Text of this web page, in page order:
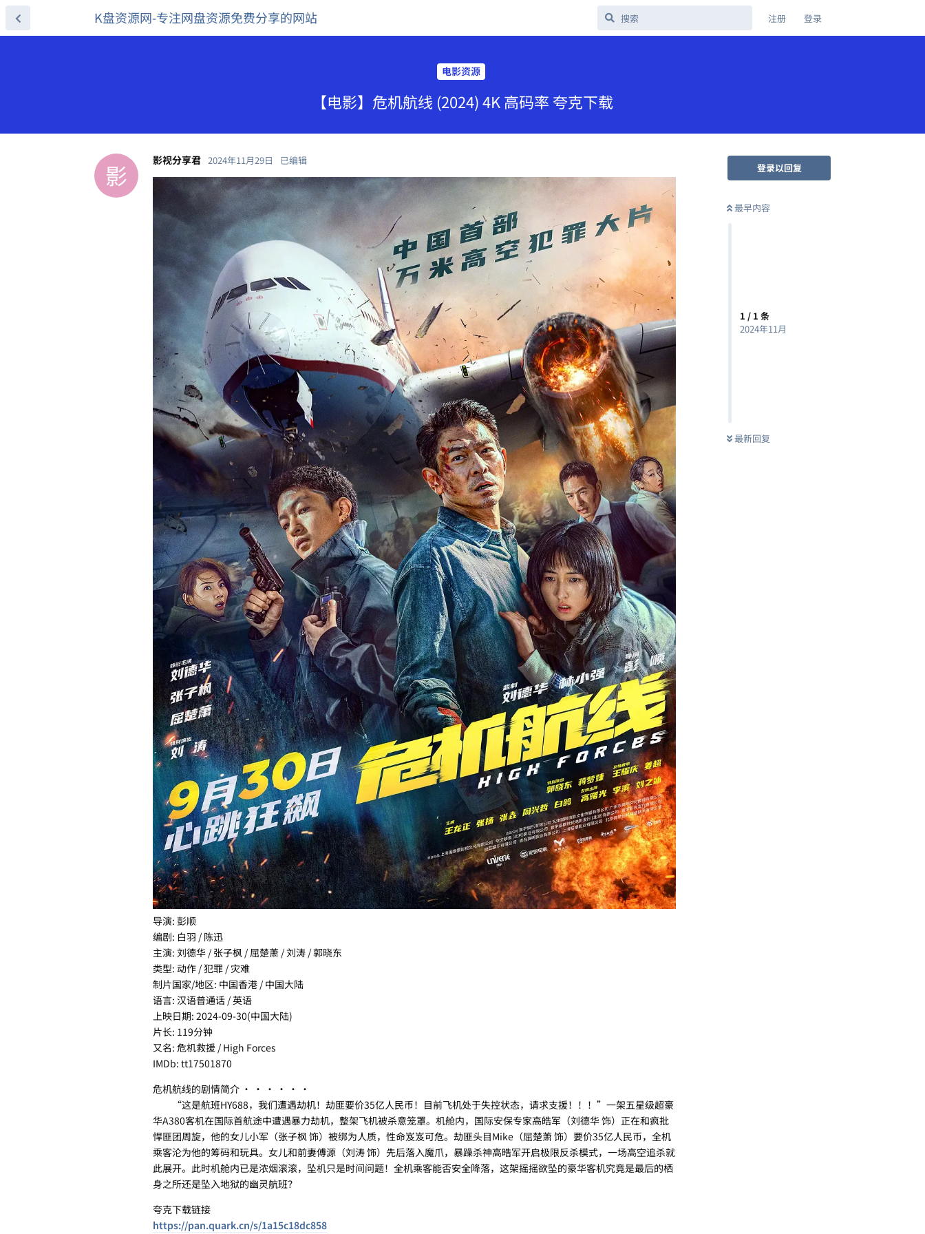
K盘资源网-专注网盘资源免费分享的网站 注册 登录
电影资源
【电影】危机航线 (2024) 4K 高码率 夸克下载
登录以回复
最早内容
1 / 1 条
2024年11月
最新回复
影 影视分享君 2024年11月29日 已编辑
导演: 彭顺
编剧: 白羽 / 陈迅
主演: 刘德华 / 张子枫 / 屈楚萧 / 刘涛 / 郭晓东
类型: 动作 / 犯罪 / 灾难
制片国家/地区: 中国香港 / 中国大陆
语言: 汉语普通话 / 英语
上映日期: 2024-09-30(中国大陆)
片长: 119分钟
又名: 危机救援 / High Forces
IMDb: tt17501870
危机航线的剧情简介 · · · · · ·
“这是航班HY688，我们遭遇劫机！劫匪要价35亿人民币！目前飞机处于失控状态，请求支援！！！”一架五星级超豪
华A380客机在国际首航途中遭遇暴力劫机，整架飞机被杀意笼罩。机舱内，国际安保专家高皓军（刘德华 饰）正在和疯批
悍匪团周旋，他的女儿小军（张子枫 饰）被绑为人质，性命岌岌可危。劫匪头目Mike（屈楚萧 饰）要价35亿人民币，全机
乘客沦为他的筹码和玩具。女儿和前妻傅源（刘涛 饰）先后落入魔爪，暴躁杀神高晧军开启极限反杀模式，一场高空追杀就
此展开。此时机舱内已是浓烟滚滚，坠机只是时间问题！全机乘客能否安全降落，这架摇摇欲坠的豪华客机究竟是最后的栖
身之所还是坠入地狱的幽灵航班？
夸克下载链接
https://pan.quark.cn/s/1a15c18dc858